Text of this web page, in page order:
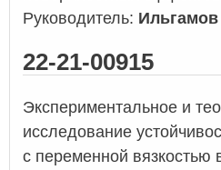
Руководитель:
22-21-00915
Экспериментальное и
исследование
с переменной вязкостью